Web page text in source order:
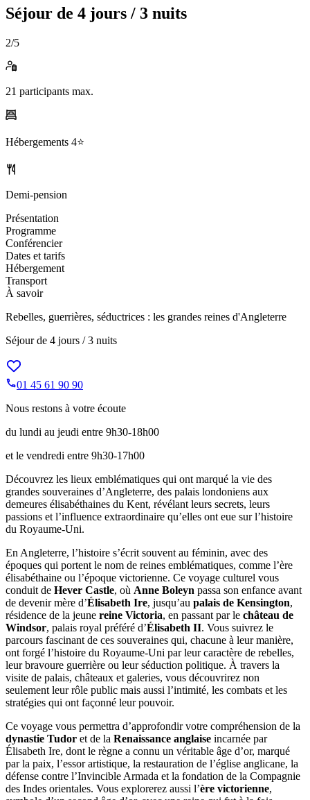
Séjour de 4 jours / 3 nuits
2/5
21 participants max.
Hébergements 4⭐️
Demi-pension
Présentation
Programme
Conférencier
Dates et tarifs
Hébergement
Transport
À savoir
Rebelles, guerrières, séductrices : les grandes reines d'Angleterre
Séjour de 4 jours / 3 nuits
01 45 61 90 90
Nous restons à votre écoute
du lundi au jeudi entre 9h30-18h00
et le vendredi entre 9h30-17h00
Découvrez les lieux emblématiques qui ont marqué la vie des
grandes souveraines d’Angleterre, des palais londoniens aux
demeures élisabéthaines du Kent, révélant leurs secrets, leurs
passions et l’influence extraordinaire qu’elles ont eue sur l’histoire
du Royaume-Uni.
En Angleterre, l’histoire s’écrit souvent au féminin, avec des
époques qui portent le nom de reines emblématiques, comme l’ère
élisabéthaine ou l’époque victorienne. Ce voyage culturel vous
conduit de Hever Castle, où Anne Boleyn passa son enfance avant
de devenir mère d’Élisabeth Ire, jusqu’au palais de Kensington,
résidence de la jeune reine Victoria, en passant par le château de
Windsor, palais royal préféré d’Élisabeth II. Vous suivrez le
parcours fascinant de ces souveraines qui, chacune à leur manière,
ont forgé l’histoire du Royaume-Uni par leur caractère de rebelles,
leur bravoure guerrière ou leur séduction politique. À travers la
visite de palais, châteaux et galeries, vous découvrirez non
seulement leur rôle public mais aussi l’intimité, les combats et les
stratégies qui ont façonné leur pouvoir.
Ce voyage vous permettra d’approfondir votre compréhension de la
dynastie Tudor et de la Renaissance anglaise incarnée par
Élisabeth Ire, dont le règne a connu un véritable âge d’or, marqué
par la paix, l’essor artistique, la restauration de l’église anglicane, la
défense contre l’Invincible Armada et la fondation de la Compagnie
des Indes orientales. Vous explorerez aussi l’ère victorienne,